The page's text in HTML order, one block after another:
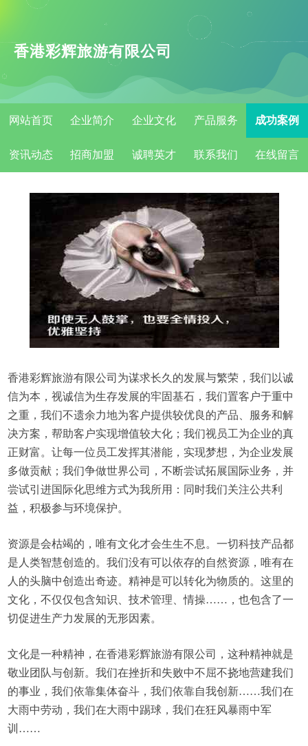
香港彩辉旅游有限公司
网站首页 企业简介 企业文化 产品服务 成功案例
资讯动态 招商加盟 诚聘英才 联系我们 在线留言
香港彩辉旅游有限公司为谋求长久的发展与繁荣，我们以诚
信为本，视诚信为生存发展的牢固基石，我们置客户于重中
之重，我们不遗余力地为客户提供较优良的产品、服务和解
决方案，帮助客户实现增值较大化；我们视员工为企业的真
正财富。让每一位员工发挥其潜能，实现梦想，为企业发展
多做贡献；我们争做世界公司，不断尝试拓展国际业务，并
尝试引进国际化思维方式为我所用：同时我们关注公共利
益，积极参与环境保护。
资源是会枯竭的，唯有文化才会生生不息。一切科技产品都
是人类智慧创造的。我们没有可以依存的自然资源，唯有在
人的头脑中创造出奇迹。精神是可以转化为物质的。这里的
文化，不仅仅包含知识、技术管理、情操……，也包含了一
切促进生产力发展的无形因素。
文化是一种精神，在香港彩辉旅游有限公司，这种精神就是
敬业团队与创新。我们在挫折和失败中不屈不挠地营建我们
的事业，我们依靠集体奋斗，我们依靠自我创新……我们在
大雨中劳动，我们在大雨中踢球，我们在狂风暴雨中军
训……